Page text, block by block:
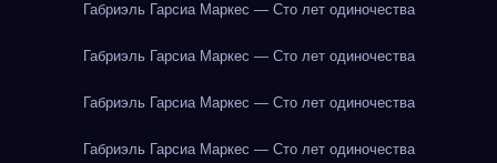
Габриэль Гарсиа Маркес — Сто лет одиночества
Габриэль Гарсиа Маркес — Сто лет одиночества
Габриэль Гарсиа Маркес — Сто лет одиночества
Габриэль Гарсиа Маркес — Сто лет одиночества